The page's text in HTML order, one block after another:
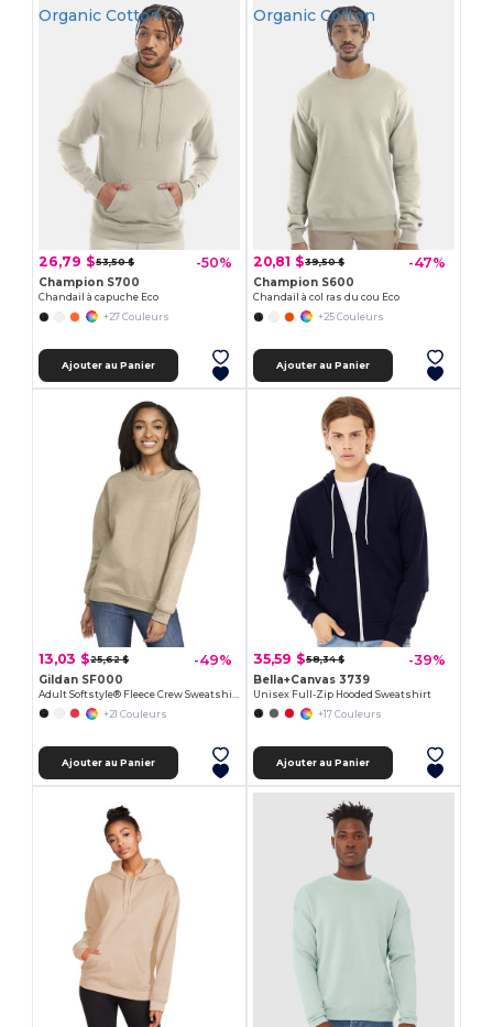
Organic Cotton
26,79 $53,50 $ -50%
Champion S700
Chandail à capuche Eco
+27 Couleurs
Ajouter au Panier
Organic Cotton
20,81 $39,50 $ -47%
Champion S600
Chandail à col ras du cou Eco
+25 Couleurs
Ajouter au Panier
13,03 $25,62 $ -49%
Gildan SF000
Adult Softstyle® Fleece Crew Sweatshirt
+21 Couleurs
Ajouter au Panier
35,59 $58,34 $ -39%
Bella+Canvas 3739
Unisex Full-Zip Hooded Sweatshirt
+17 Couleurs
Ajouter au Panier